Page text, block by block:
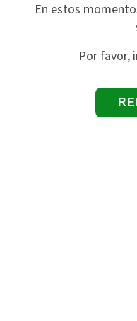
En estos
Por favor,